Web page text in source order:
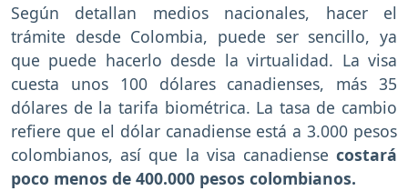
Según detallan medios nacionales, hacer el
trámite desde Colombia, puede ser sencillo, ya
que puede hacerlo desde la virtualidad. La visa
cuesta unos 100 dólares canadienses, más 35
dólares de la tarifa biométrica. La tasa de cambio
refiere que el dólar canadiense está a 3.000 pesos
colombianos, así que la visa canadiense costará
poco menos de 400.000 pesos colombianos.